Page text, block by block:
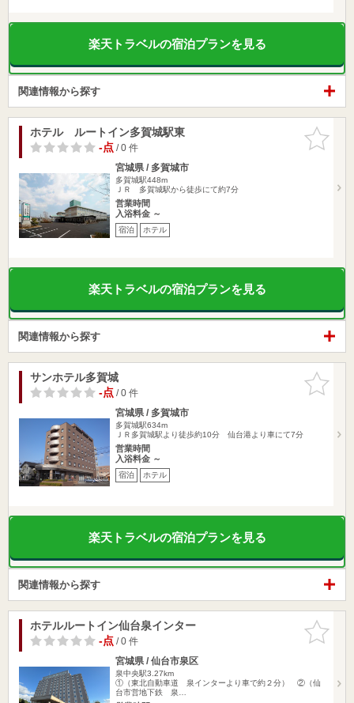
楽天トラベルの宿泊プランを見る
関連情報から探す
お気に入
りに追加
ホテル ルートイン多賀城駅東
-点/ 0 件
宮城県 / 多賀城市
多賀城駅448m
ＪＲ 多賀城駅から徒歩にて約7分
営業時間
入浴料金 ～
宿泊 ホテル
楽天トラベルの宿泊プランを見る
関連情報から探す
お気に入
りに追加
サンホテル多賀城
-点/ 0 件
宮城県 / 多賀城市
多賀城駅634m
ＪＲ多賀城駅より徒歩約10分 仙台港より車にて7分
営業時間
入浴料金 ～
宿泊 ホテル
楽天トラベルの宿泊プランを見る
関連情報から探す
お気に入
りに追加
ホテルルートイン仙台泉インター
-点/ 0 件
宮城県 / 仙台市泉区
泉中央駅3.27km
①（東北自動車道 泉インターより車で約２分） ②（仙
台市営地下鉄 泉…